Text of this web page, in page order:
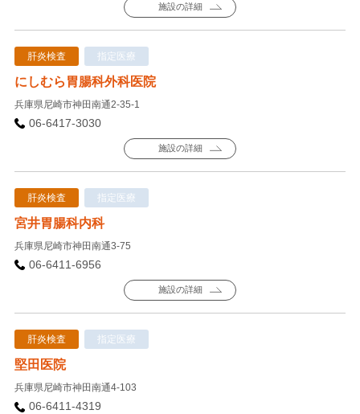
施設の詳細
肝炎検査 指定医療
にしむら胃腸科外科医院
兵庫県尼崎市神田南通2-35-1
06-6417-3030
施設の詳細
肝炎検査 指定医療
宮井胃腸科内科
兵庫県尼崎市神田南通3-75
06-6411-6956
施設の詳細
肝炎検査 指定医療
堅田医院
兵庫県尼崎市神田南通4-103
06-6411-4319